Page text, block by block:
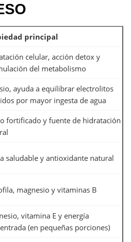
principal
celular, acción detox y
del metabolismo
ayuda a equilibrar electrolitos
por mayor ingesta de agua
fortificado y fuente de hidratación
saludable y antioxidante natural
magnesio y vitaminas B
vitamina E y energía
(en pequeñas porciones)